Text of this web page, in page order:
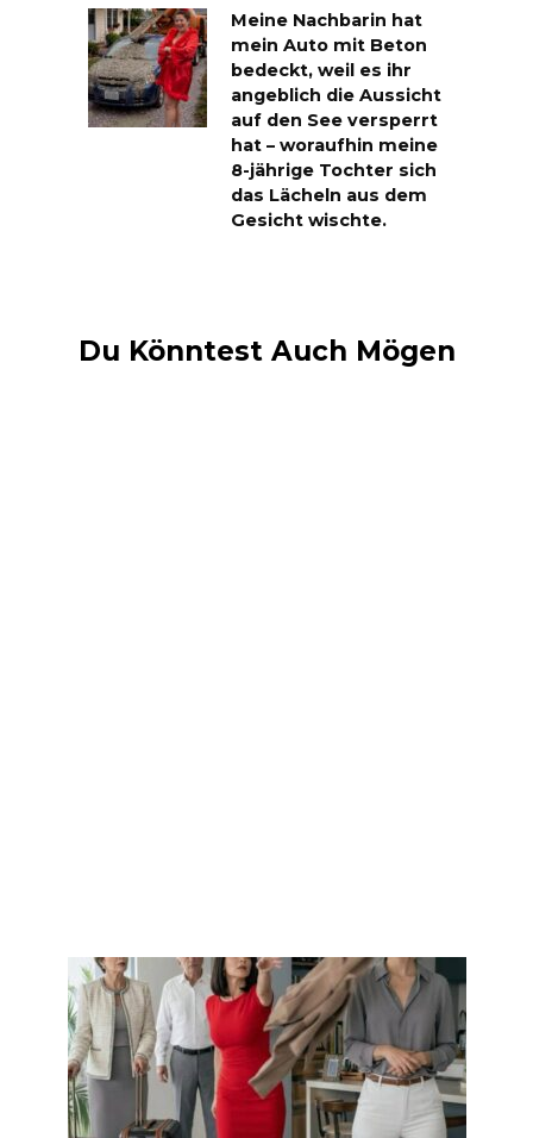
Meine Nachbarin hat
mein Auto mit Beton
bedeckt, weil es ihr
angeblich die Aussicht
auf den See versperrt
hat – woraufhin meine
8-jährige Tochter sich
das Lächeln aus dem
Gesicht wischte.
Du Könntest Auch Mögen